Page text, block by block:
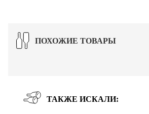
ПОХОЖИЕ ТОВАРЫ
ТАКЖЕ ИСКАЛИ: